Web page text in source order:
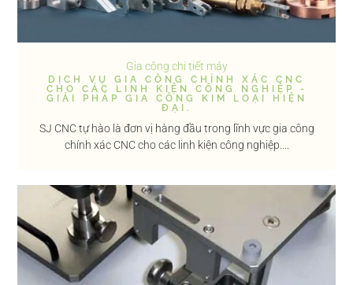
Gia công chi tiết máy
DỊCH VỤ GIA CÔNG CHÍNH XÁC CNC
CHO CÁC LINH KIỆN CÔNG NGHIỆP -
GIẢI PHÁP GIA CÔNG KIM LOẠI HIỆN
ĐẠI.
SJ CNC tự hào là đơn vị hàng đầu trong lĩnh vực gia công
chính xác CNC cho các linh kiện công nghiệp....